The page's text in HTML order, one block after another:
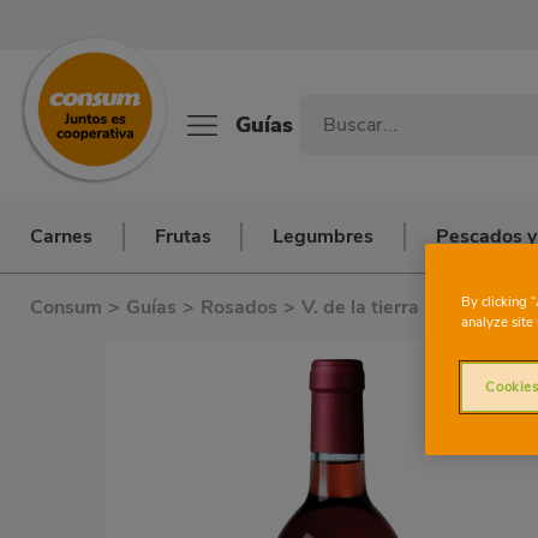
Guías
Carnes Frutas Legumbres Pescados
Consum > Guías > Rosados > V. de la tierra Laujar-By clicking
analyze site